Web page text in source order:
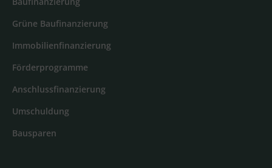
Grüne Baufinanzierung
Immobilienfinanzierung
Förderprogramme
Anschlussfinanzierung
Umschuldung
Bausparen